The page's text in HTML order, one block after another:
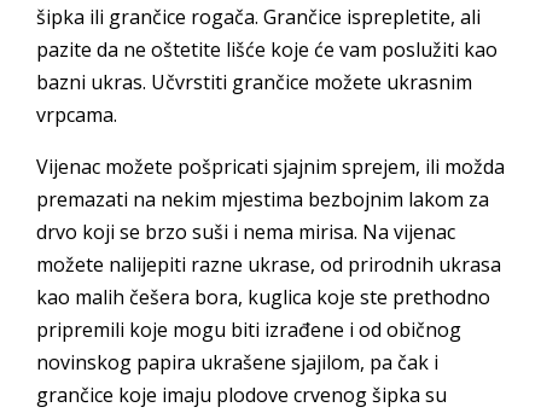
šipka ili grančice rogača. Grančice isprepletite, ali
pazite da ne oštetite lišće koje će vam poslužiti kao
bazni ukras. Učvrstiti grančice možete ukrasnim
vrpcama.
Vijenac možete pošpricati sjajnim sprejem, ili možda
premazati na nekim mjestima bezbojnim lakom za
drvo koji se brzo suši i nema mirisa. Na vijenac
možete nalijepiti razne ukrase, od prirodnih ukrasa
kao malih češera bora, kuglica koje ste prethodno
pripremili koje mogu biti izrađene i od običnog
novinskog papira ukrašene sjajilom, pa čak i
grančice koje imaju plodove crvenog šipka su